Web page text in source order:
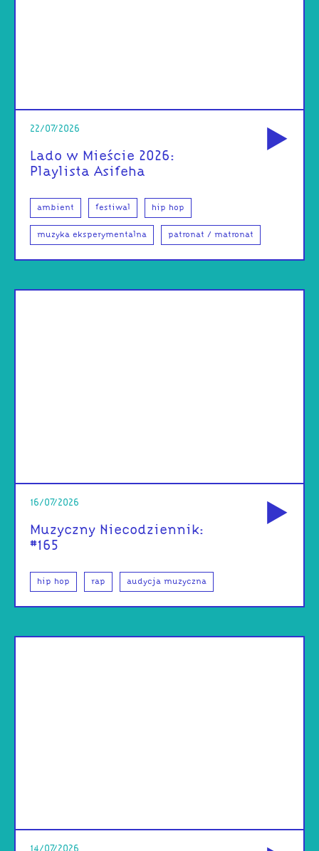
22/07/2026
Lado w Mieście 2026:
Playlista Asifeha
ambient festiwal hip hop
muzyka eksperymentalna patronat / matronat
16/07/2026
Muzyczny Niecodziennik:
#165
hip hop rap audycja muzyczna
14/07/2026